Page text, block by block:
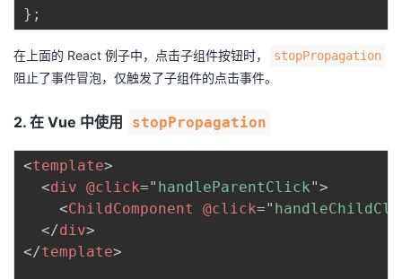
} ;
在上面的 React 例子中，点击子组件按钮时， stopPropagation
阻止了事件冒泡，仅触发了子组件的点击事件。
2. 在 Vue 中使用 stopPropagation
<template>
<div @click=" handleParentClick">
<ChildComponent @click="
</div>
</template>